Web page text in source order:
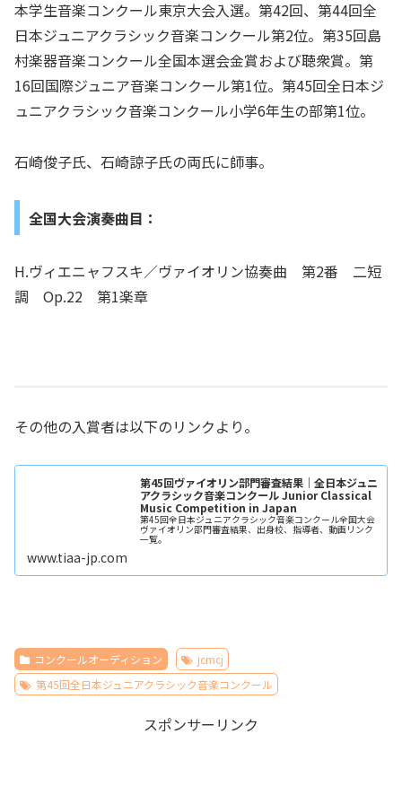
本学生音楽コンクール東京大会入選。第42回、第44回全
日本ジュニアクラシック音楽コンクール第2位。第35回島
村楽器音楽コンクール全国本選会金賞および聴衆賞。第
16回国際ジュニア音楽コンクール第1位。第45回全日本ジ
ュニアクラシック音楽コンクール小学6年生の部第1位。
石崎俊子氏、石崎諒子氏の両氏に師事。
全国大会演奏曲目：
H.ヴィエニャフスキ／ヴァイオリン協奏曲 第2番 二短
調 Op.22 第1楽章
その他の入賞者は以下のリンクより。
第45回ヴァイオリン部門審査結果｜全日本ジュニ
アクラシック音楽コンクール Junior Classical
Music Competition in Japan
第45回全日本ジュニアクラシック音楽コンクール全国大会
ヴァイオリン部門審査結果、出身校、指導者、動画リンク
一覧。
www.tiaa-jp.com
コンクールオーディション
jcmcj
第45回全日本ジュニアクラシック音楽コンクール
スポンサーリンク